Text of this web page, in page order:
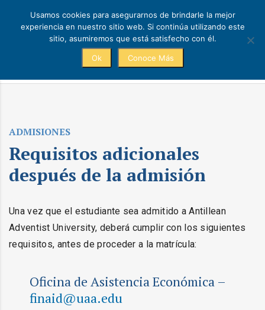
ADMISIONES
Requisitos adicionales
después de la admisión
Una vez que el estudiante sea admitido a Antillean
Adventist University, deberá cumplir con los siguientes
requisitos, antes de proceder a la matrícula:
Oficina de Asistencia Económica –
finaid@uaa.edu
Usamos cookies para asegurarnos de brindarle la mejor
experiencia en nuestro sitio web. Si continúa utilizando este
sitio, asumiremos que está satisfecho con él.
Ok Conoce Más